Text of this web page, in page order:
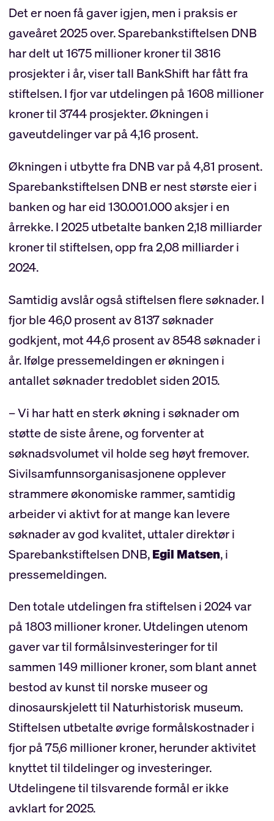
Det er noen få gaver igjen, men i praksis er
gaveåret 2025 over. Sparebankstiftelsen DNB
har delt ut 1675 millioner kroner til 3816
prosjekter i år, viser tall BankShift har fått fra
stiftelsen. I fjor var utdelingen på 1608 millioner
kroner til 3744 prosjekter. Økningen i
gaveutdelinger var på 4,16 prosent.
Økningen i utbytte fra DNB var på 4,81 prosent.
Sparebankstiftelsen DNB er nest største eier i
banken og har eid 130.001.000 aksjer i en
årrekke. I 2025 utbetalte banken 2,18 milliarder
kroner til stiftelsen, opp fra 2,08 milliarder i
2024.
Samtidig avslår også stiftelsen flere søknader. I
fjor ble 46,0 prosent av 8137 søknader
godkjent, mot 44,6 prosent av 8548 søknader i
år. Ifølge pressemeldingen er økningen i
antallet søknader tredoblet siden 2015.
– Vi har hatt en sterk økning i søknader om
støtte de siste årene, og forventer at
søknadsvolumet vil holde seg høyt fremover.
Sivilsamfunnsorganisasjonene opplever
strammere økonomiske rammer, samtidig
arbeider vi aktivt for at mange kan levere
søknader av god kvalitet, uttaler direktør i
Sparebankstiftelsen DNB,Egil Matsen, i
pressemeldingen.
Den totale utdelingen fra stiftelsen i 2024 var
på 1803 millioner kroner. Utdelingen utenom
gaver var til formålsinvesteringer for til
sammen 149 millioner kroner, som blant annet
bestod av kunst til norske museer og
dinosaurskjelett til Naturhistorisk museum.
Stiftelsen utbetalte øvrige formålskostnader i
fjor på 75,6 millioner kroner, herunder aktivitet
knyttet til tildelinger og investeringer.
Utdelingene til tilsvarende formål er ikke
avklart for 2025.